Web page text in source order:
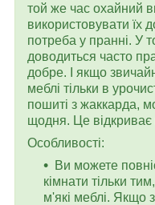
той же час охайний
використовувати їх
потреба у пранні. У
доводиться часто
добре. І якщо
меблі тільки в
пошиті з жаккарда,
щодня. Це відкриває
Особливості:
Ви можете
кімнати тільки
м'які меблі. Якщо